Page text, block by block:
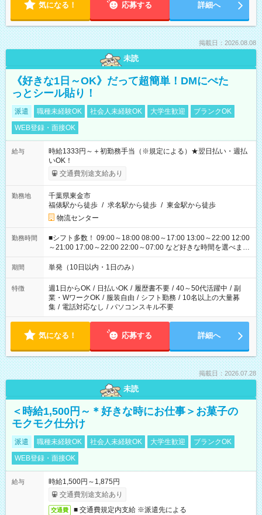
気になる！ 応募する 詳細へ
掲載日：2026.08.08
未読
《好きな1日～OK》だって超簡単！DMにぺた
っとシール貼り！
派遣 職種未経験OK 社会人未経験OK 大学生歓迎
ブランクOK
WEB登録・面接OK
給与
時給1333円～＋初勤務手当（※規定による）★翌日払い・週払
いOK！
交通費別途支給あり
勤務地
千葉県東金市
福俵駅から徒歩 / 求名駅から徒歩 / 東金駅から徒歩
物流センター
勤務時間
■シフト多数！ 09:00～18:00 08:00～17:00 13:00～22:00 12:00
～21:00 17:00～22:00 22:00～07:00 など好きな時間を選べま
す！
期間 単発（10日以内・1日のみ）
特徴 週1日からOK / 日払いOK / 履歴書不要 / 40～50代活躍中 / 副
業・WワークOK / 服装自由 / シフト勤務 / 10名以上の大量募
集 / 電話対応なし / パソコンスキル不要
気になる！ 応募する 詳細へ
掲載日：2026.07.28
未読
＜時給1,500円～＊好きな時にお仕事＞お菓子の
モクモク仕分け
派遣 職種未経験OK 社会人未経験OK 大学生歓迎
ブランクOK
WEB登録・面接OK
給与
時給1,500円～1,875円
交通費別途支給あり
交通費 ■ 交通費規定内支給 ※派遣先による